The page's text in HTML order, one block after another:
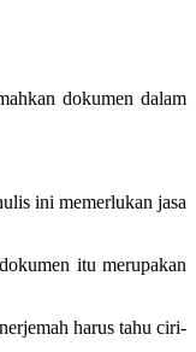
dokumen dalam
ini memerlukan jasa
itu merupakan
harus tahu ciri-